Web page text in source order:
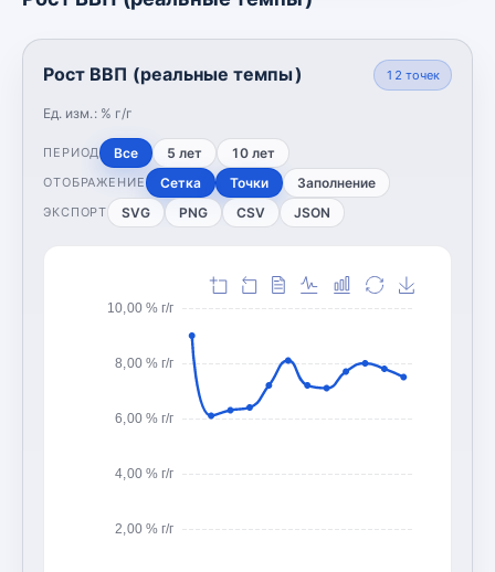
Рост ВВП (реальные темпы)
Ед. изм.: % г/г
12 точек
ПЕРИОД Все 5 лет 10 лет
ОТОБРАЖЕНИЕ Сетка Точки Заполнение
ЭКСПОРТ SVG PNG CSV JSON
2,00 % г/г
4,00 % г/г
6,00 % г/г
8,00 % г/г
10,00 % г/г